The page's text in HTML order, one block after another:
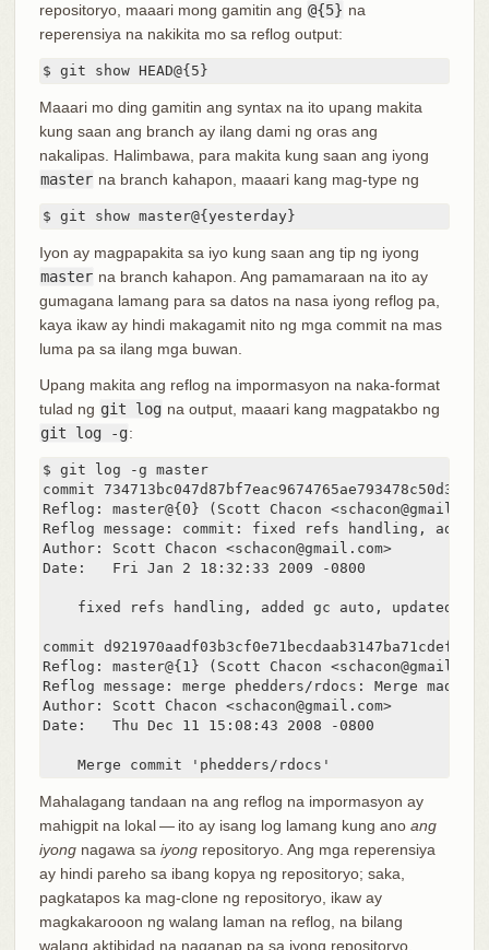
repositoryo, maaari mong gamitin ang @{5} na
reperensiya na nakikita mo sa reflog output:
$ git show HEAD@{5}
Maaari mo ding gamitin ang syntax na ito upang makita
kung saan ang branch ay ilang dami ng oras ang
nakalipas. Halimbawa, para makita kung saan ang iyong
master na branch kahapon, maaari kang mag-type ng
$ git show master@{yesterday}
Iyon ay magpapakita sa iyo kung saan ang tip ng iyong
master na branch kahapon. Ang pamamaraan na ito ay
gumagana lamang para sa datos na nasa iyong reflog pa,
kaya ikaw ay hindi makagamit nito ng mga commit na mas
luma pa sa ilang mga buwan.
Upang makita ang reflog na impormasyon na naka-format
tulad ng git log na output, maaari kang magpatakbo ng
git log -g:
$ git log -g master
commit 734713bc047d87bf7eac9674765ae793478c50d3
Reflog: master@{0} (Scott Chacon
Reflog message: commit: fixed refs handling, added
Author: Scott Chacon <schacon@gmail.com>
Date:   Fri Jan 2 18:32:33 2009 -0800
fixed refs handling, added gc auto, updated
commit d921970aadf03b3cf0e71becdaab3147ba71cdef
Reflog: master@{1} (Scott Chacon
Reflog message: merge phedders/rdocs: Merge made
Author: Scott Chacon <schacon@gmail.com>
Date:   Thu Dec 11 15:08:43 2008 -0800
    Merge commit 'phedders/rdocs'
Mahalagang tandaan na ang reflog na impormasyon ay
mahigpit na lokal — ito ay isang log lamang kung ano ang
iyongnagawa sa iyongrepositoryo. Ang mga reperensiya
ay hindi pareho sa ibang kopya ng repositoryo; saka,
pagkatapos ka mag-clone ng repositoryo, ikaw ay
magkakarooon ng walang laman na reflog, na bilang
walang aktibidad na naganap pa sa iyong repositoryo.